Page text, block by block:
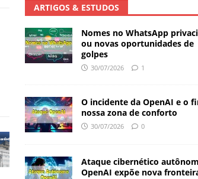
ARTIGOS & ESTUDOS
Nomes no WhatsApp
ou novas oportunidades de
golpes
30/07/2026 1
O incidente da OpenAI e o
nossa zona de conforto
30/07/2026 0
Ataque cibernético
OpenAI expõe nova